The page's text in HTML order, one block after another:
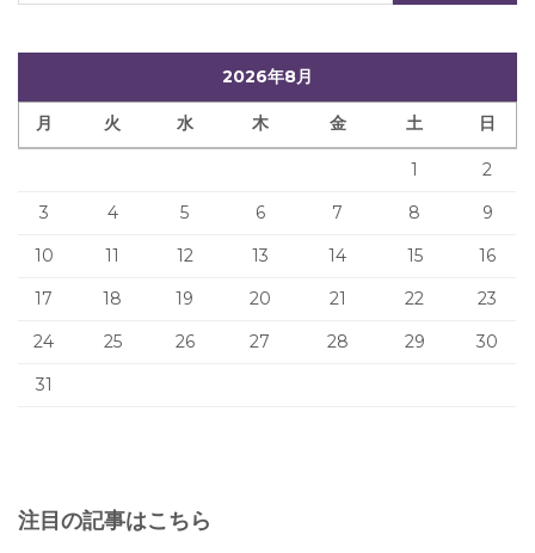
2026年8月
月 火 水 木 金 土 日
1
2
3
4 5 6 7 8
9
10
11 12 13 14 15
16
17
18 19 20 21 22
23
24
25 26 27 28 29
30
31
注目の記事はこちら